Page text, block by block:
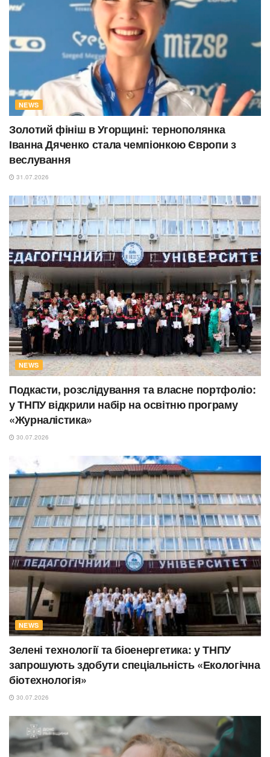
NEWS
Золотий фініш в Угорщині: тернополянка
Іванна Дяченко стала чемпіонкою Європи з
веслування
31.07.2026
NEWS
Подкасти, розслідування та власне портфоліо:
у ТНПУ відкрили набір на освітню програму
«Журналістика»
30.07.2026
NEWS
Зелені технології та біоенергетика: у ТНПУ
запрошують здобути спеціальність «Екологічна
біотехнологія»
30.07.2026